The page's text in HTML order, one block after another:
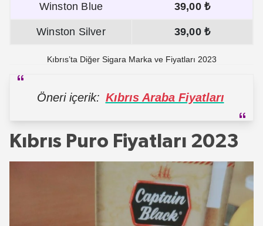
Winston Blue 39,00 ₺
Winston Silver 39,00 ₺
Kıbrıs’ta Diğer Sigara Marka ve Fiyatları 2023
Öneri içerik: Kıbrıs Araba Fiyatları
Kıbrıs Puro Fiyatları 2023